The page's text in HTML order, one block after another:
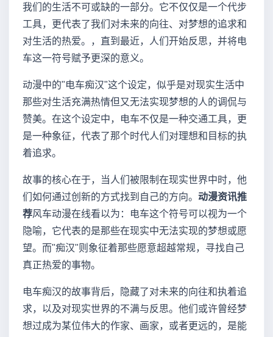
我们的生活不可或缺的一部分。它不仅仅是一个代步
工具，更代表了我们对未来的向往、对梦想的追求和
对生活的热爱。，直到最近，人们开始反思，并将电
车这一符号赋予更深的意义。
动漫中的"电车痴汉"这个设定，似乎是对现实生活中
那些对生活充满热情但又无法实现梦想的人的调侃与
赞美。在这个设定中，电车不仅是一种交通工具，更
是一种象征，代表了那个时代人们对理想和目标的执
着追求。
故事的核心在于，当人们被限制在现实世界中时，他
们如何通过创新的方式找到自己的方向。 动漫资讯推
荐风车动漫在线看以为：电车这个符号可以视为一个
隐喻，它代表的是那些在现实中无法实现的梦想或愿
望。而"痴汉"则象征着那些愿意超越常规，寻找自己
真正热爱的事物。
电车痴汉的故事背后，隐藏了对未来的向往和执着追
求，以及对现实世界的不满与反思。他们或许曾经梦
想过成为某位伟大的作家、画家，或者更远的，是能